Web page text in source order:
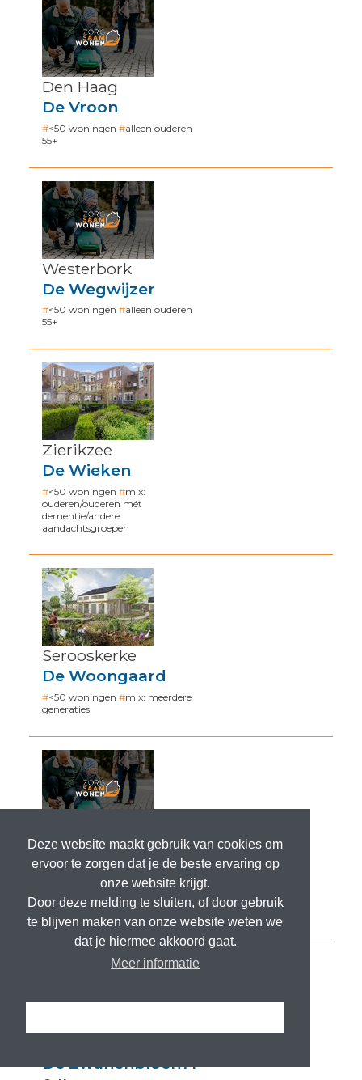
Deze website maakt gebruik van cookies om
ervoor te zorgen dat je de beste ervaring op
onze website krijgt.
Door deze melding te sluiten, of door gebruik
te blijven maken van onze website weten we
dat je hiermee akkoord gaat.
Meer informatie